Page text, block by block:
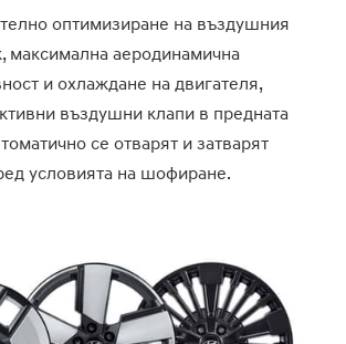
оптимизиране на въздушния
максимална аеродинамична
и охлаждане на двигателя,
въздушни клапи в предната
се отварят и затварят
условията на шофиране.